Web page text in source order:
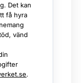
Det kan
få hyra
vänd
.